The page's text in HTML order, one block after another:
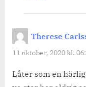
Therese
11 oktober, 2020 kl.
Låter som en